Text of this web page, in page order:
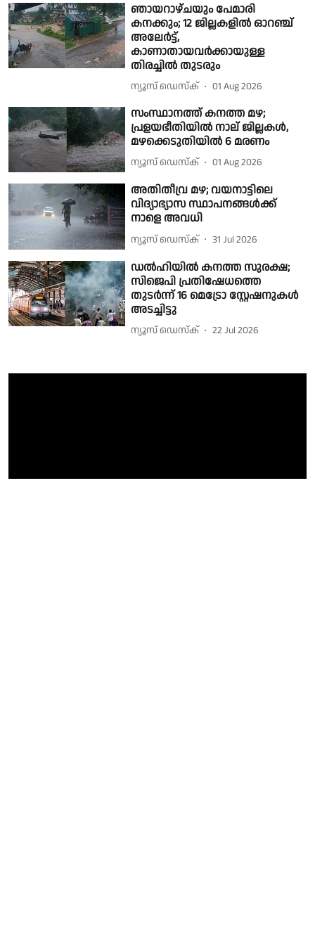
ഞായറാഴ്ചയും പേമാരി
കനക്കും; 12 ജില്ലകളിൽ ഓറഞ്ച്
അലേർട്ട്,
കാണാതായവർക്കായുള്ള
തിരച്ചിൽ തുടരും
ന്യൂസ് ഡെസ്ക് 01 Aug 2026
സംസ്ഥാനത്ത് കനത്ത മഴ;
പ്രളയഭീതിയിൽ നാല് ജില്ലകൾ,
മഴക്കെടുതിയിൽ 6 മരണം
ന്യൂസ് ഡെസ്ക് 01 Aug 2026
അതിതീവ്ര മഴ; വയനാട്ടിലെ
വിദ്യാഭ്യാസ സ്ഥാപനങ്ങൾക്ക്
നാളെ അവധി
ന്യൂസ് ഡെസ്ക് 31 Jul 2026
ഡൽഹിയിൽ കനത്ത സുരക്ഷ;
സിജെപി പ്രതിഷേധത്തെ
തുടർന്ന് 16 മെട്രോ സ്റ്റേഷനുകൾ
അടച്ചിട്ടു
ന്യൂസ് ഡെസ്ക് 22 Jul 2026